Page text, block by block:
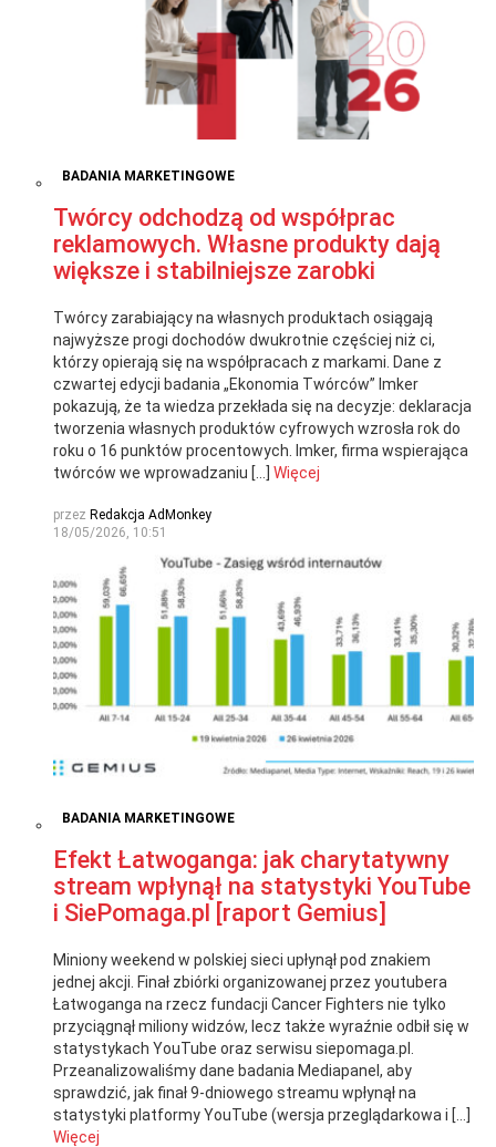
BADANIA MARKETINGOWE
Twórcy odchodzą od współprac
reklamowych. Własne produkty dają
większe i stabilniejsze zarobki
Twórcy zarabiający na własnych produktach osiągają
najwyższe progi dochodów dwukrotnie częściej niż ci,
którzy opierają się na współpracach z markami. Dane z
czwartej edycji badania „Ekonomia Twórców” Imker
pokazują, że ta wiedza przekłada się na decyzje: deklaracja
tworzenia własnych produktów cyfrowych wzrosła rok do
roku o 16 punktów procentowych. Imker, firma wspierająca
twórców we wprowadzaniu […] Więcej
przez Redakcja AdMonkey
18/05/2026, 10:51
BADANIA MARKETINGOWE
Efekt Łatwoganga: jak charytatywny
stream wpłynął na statystyki YouTube
i SiePomaga.pl [raport Gemius]
Miniony weekend w polskiej sieci upłynął pod znakiem
jednej akcji. Finał zbiórki organizowanej przez youtubera
Łatwoganga na rzecz fundacji Cancer Fighters nie tylko
przyciągnął miliony widzów, lecz także wyraźnie odbił się w
statystykach YouTube oraz serwisu siepomaga.pl.
Przeanalizowaliśmy dane badania Mediapanel, aby
sprawdzić, jak finał 9-dniowego streamu wpłynął na
statystyki platformy YouTube (wersja przeglądarkowa i […]
Więcej